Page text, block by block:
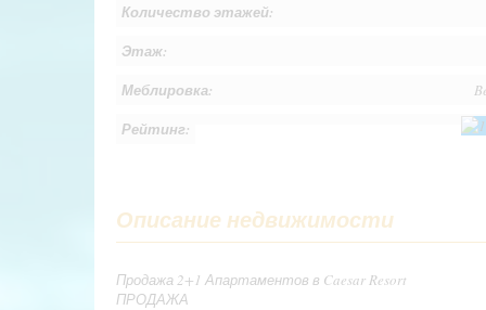
Количество этажей:
Этаж:
Меблировка:
Рейтинг:
Описание недвижимости
Продажа 2+1 Апартаментов в Caesar Resort
ПРОДАЖА